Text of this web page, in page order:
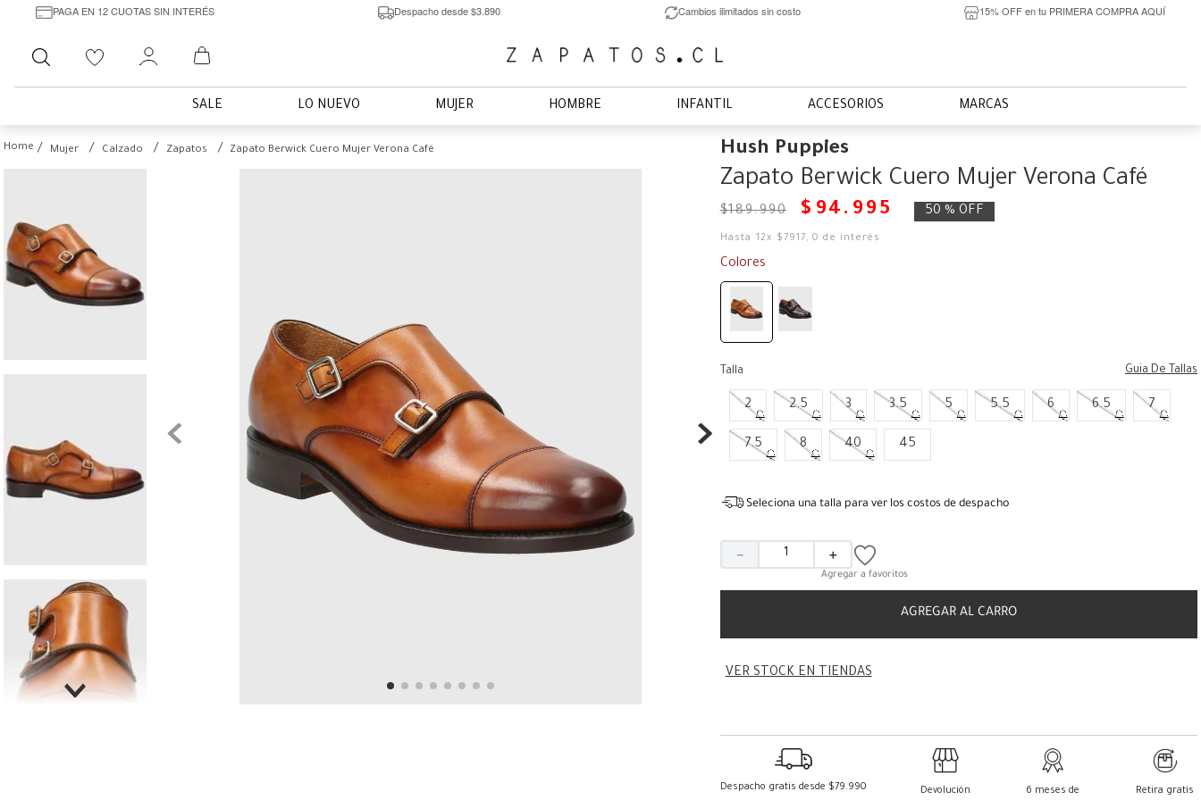
PAGA EN 12 CUOTAS SIN INTERÉS Despacho desde $3.890 Cambios ilimitados sin costo 15% OFF en tu PRIMERA COMPRA AQUÍ
Buscar
SALE LO NUEVO MUJER HOMBRE INFANTIL ACCESORIOS MARCAS
Mujer Calzado Zapatos Zapato Berwick Cuero Mujer Verona Café Hush Puppies
Zapato Berwick Cuero Mujer Verona Café
$189.990 $ 94 . 995 50 % OFF
Hasta 12x $ 7917,0 de interés
Colores
Talla Guia De Tallas
2 2.5 3 3.5 5 5.5 6 6.5 7
7.5 8 40 45
Seleciona una talla para ver los costos de despacho
＋
－
AGREGAR AL CARRO
VER STOCK EN TIENDAS
Despacho gratis desde $79.990
Devolución
6 meses de
Retira gratis